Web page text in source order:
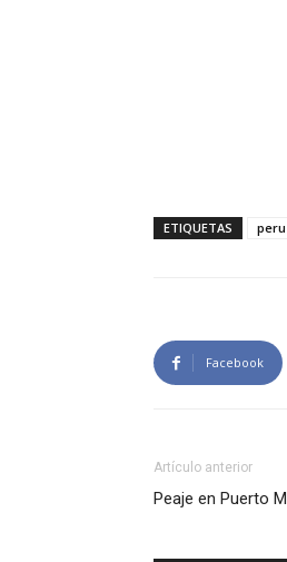
ETIQUETAS
Facebook
Artículo anterior
Peaje en Puerto